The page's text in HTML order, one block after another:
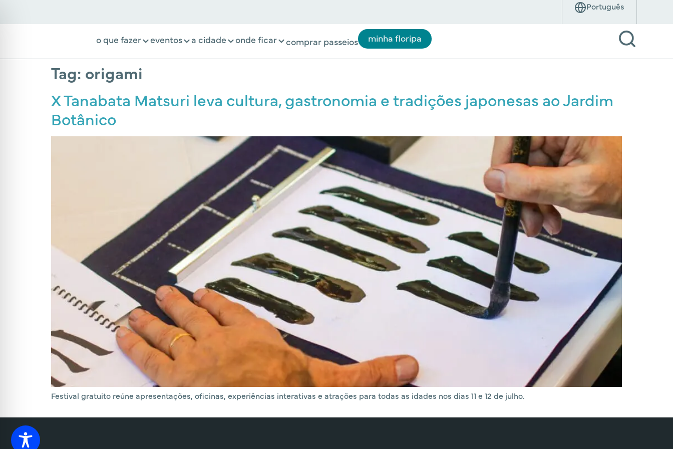
o que fazer eventos a cidade onde ficar comprar passeios minha floripa
Tag: origami
X Tanabata Matsuri leva cultura, gastronomia e tradições japonesas ao Jardim
Botânico
Festival gratuito reúne apresentações, oficinas, experiências interativas e atrações para todas as idades nos dias 11 e 12 de julho.